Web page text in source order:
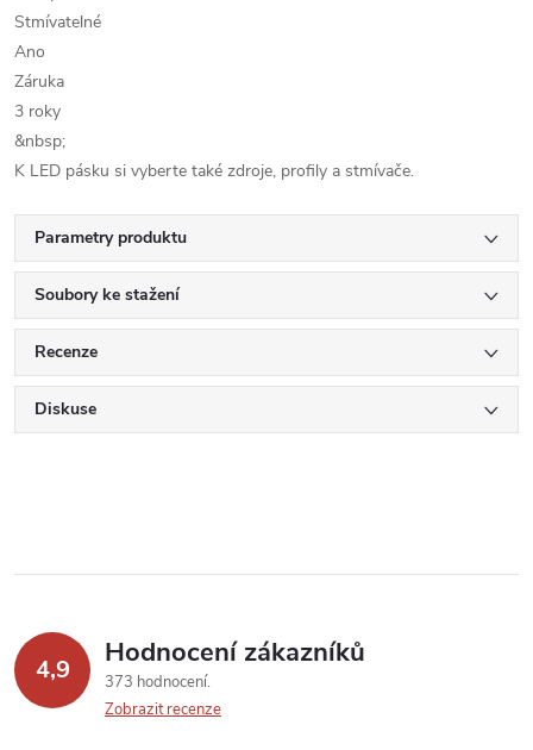
Stmívatelné
Ano
Záruka
3 roky
&nbsp;
K LED pásku si vyberte také zdroje, profily a stmívače.
Parametry produktu
Soubory ke stažení
Recenze
Diskuse
4,9 Hodnocení zákazníků
373 hodnocení
Zobrazit recenze